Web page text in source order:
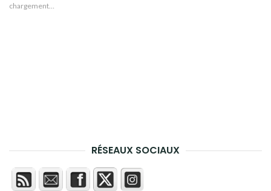
chargement…
RÉSEAUX SOCIAUX